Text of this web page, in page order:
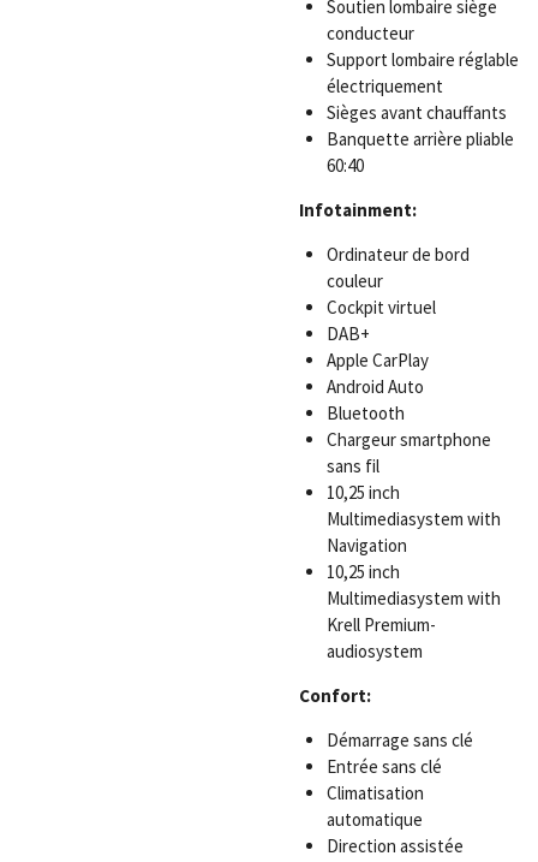
Soutien lombaire siège
conducteur
Support lombaire réglable
électriquement
Sièges avant chauffants
Banquette arrière pliable
60:40
Infotainment:
Ordinateur de bord
couleur
Cockpit virtuel
DAB+
Apple CarPlay
Android Auto
Bluetooth
Chargeur smartphone
sans fil
10,25 inch
Multimediasystem with
Navigation
10,25 inch
Multimediasystem with
Krell Premium-
audiosystem
Confort:
Démarrage sans clé
Entrée sans clé
Climatisation
automatique
Direction assistée